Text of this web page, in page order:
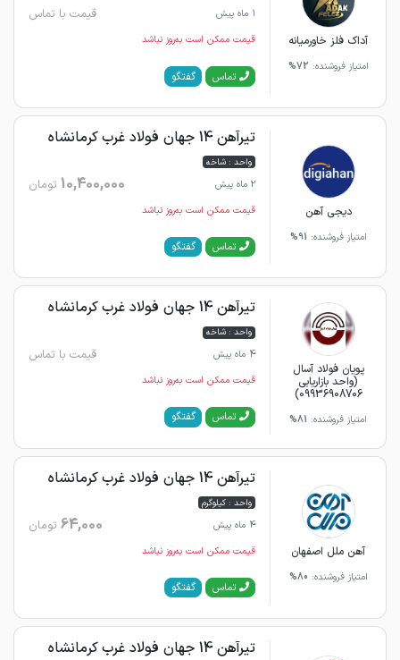
آداک فلز خاورمیانه
امتیاز فروشنده: 72%
1 ماه پیش
قیمت با تماس
قیمت ممکن است به‌روز نباشد
تماس گفتگو
دیجی آهن
امتیاز فروشنده: 91%
تیرآهن 14 جهان فولاد غرب کرمانشاه
واحد : شاخه
2 ماه پیش
10,400,000 تومان
قیمت ممکن است به‌روز نباشد
تماس گفتگو
پویان فولاد آسال
(واحد بازاریابی
09936908706)
امتیاز فروشنده: 81%
تیرآهن 14 جهان فولاد غرب کرمانشاه
واحد : شاخه
4 ماه پیش
قیمت با تماس
قیمت ممکن است به‌روز نباشد
تماس گفتگو
آهن ملل اصفهان
امتیاز فروشنده: 80%
تیرآهن 14 جهان فولاد غرب کرمانشاه
واحد : کیلوگرم
4 ماه پیش
64,000 تومان
قیمت ممکن است به‌روز نباشد
تماس گفتگو
تیرآهن 14 جهان فولاد غرب کرمانشاه